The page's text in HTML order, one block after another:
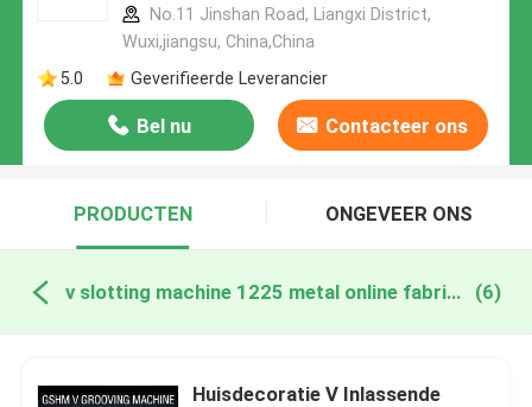
No.11 Jinshan Road, Liangxi District,
Wuxi,jiangsu, China,China
5.0
Geverifieerde Leverancier
Bel nu Contacteer ons
PRODUCTEN ONGEVEER ONS
v slotting machine 1225 metal online fabricage (6)
Huisdecoratie V Inlassende